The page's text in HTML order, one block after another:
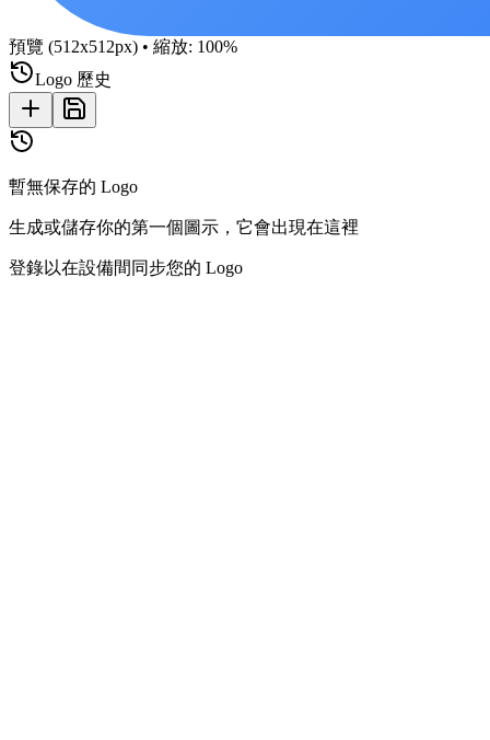
預覽 (512x512px) • 縮放: 100%
Logo 歷史
暫無保存的 Logo
生成或儲存你的第一個圖示，它會出現在這裡
登錄以在設備間同步您的 Logo